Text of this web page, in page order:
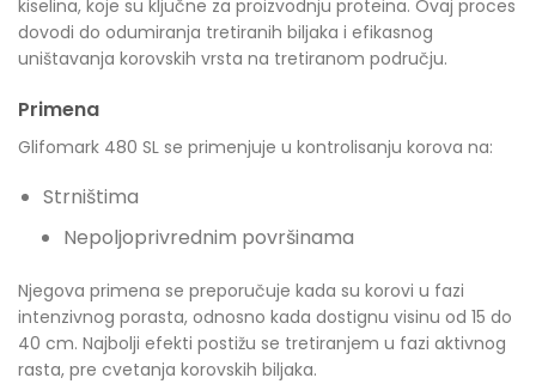
kiselina, koje su ključne za proizvodnju proteina. Ovaj proces
dovodi do odumiranja tretiranih biljaka i efikasnog
uništavanja korovskih vrsta na tretiranom području.
Primena
Glifomark 480 SL se primenjuje u kontrolisanju korova na:
Strništima
Nepoljoprivrednim površinama
Njegova primena se preporučuje kada su korovi u fazi
intenzivnog porasta, odnosno kada dostignu visinu od 15 do
40 cm. Najbolji efekti postižu se tretiranjem u fazi aktivnog
rasta, pre cvetanja korovskih biljaka.